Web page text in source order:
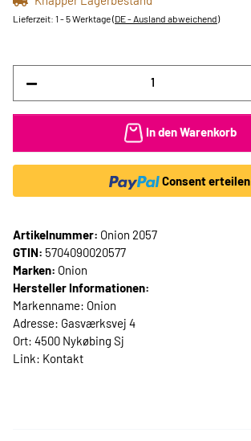
Lieferzeit: 1 - 5 Werktage(DE - Ausland abweichend)
In den Warenkorb
Consent erteilen
Artikelnummer: Onion 2057
GTIN: 5704090020577
Marken: Onion
Hersteller Informationen:
Markenname: Onion
Adresse: Gasværksvej 4
Ort: 4500 Nykøbing Sj
Link: Kontakt